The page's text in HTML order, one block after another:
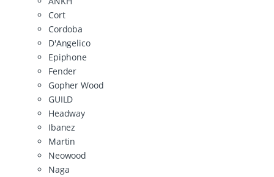
Cort
Cordoba
D'Angelico
Epiphone
Fender
Gopher Wood
GUILD
Headway
Ibanez
Martin
Neowood
Naga